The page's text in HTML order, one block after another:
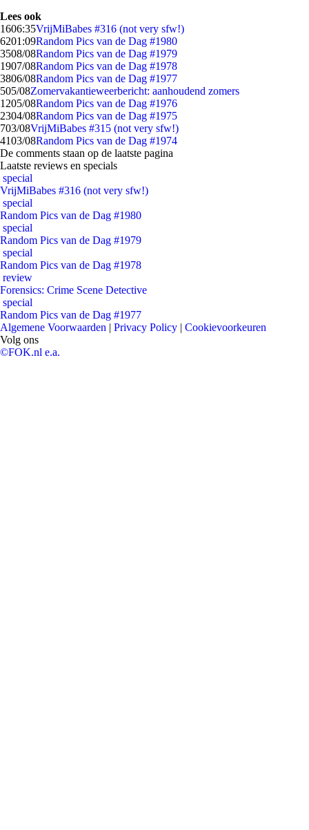
Lees ook
1606:35VrijMiBabes #316 (not very sfw!)
6201:09Random Pics van de Dag #1980
3508/08Random Pics van de Dag #1979
1907/08Random Pics van de Dag #1978
3806/08Random Pics van de Dag #1977
505/08Zomervakantieweerbericht: aanhoudend zomers
1205/08Random Pics van de Dag #1976
2304/08Random Pics van de Dag #1975
703/08VrijMiBabes #315 (not very sfw!)
4103/08Random Pics van de Dag #1974
De comments staan op de laatste pagina
Laatste reviews en specials
special
VrijMiBabes #316 (not very sfw!)
special
Random Pics van de Dag #1980
special
Random Pics van de Dag #1979
special
Random Pics van de Dag #1978
review
Forensics: Crime Scene Detective
special
Random Pics van de Dag #1977
Algemene Voorwaarden | Privacy Policy | Cookievoorkeuren
Volg ons
©FOK.nl e.a.